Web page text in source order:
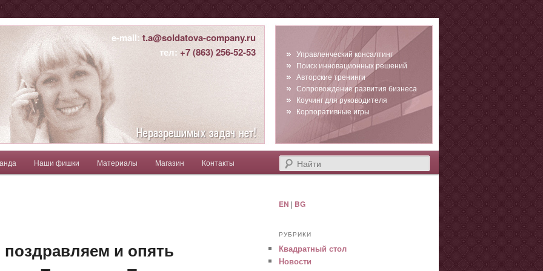
e-mail: t.a@soldatova-company.ru
тел: +7 (863) 256-52-53
Найти
содержимому
Наши фишки Материалы Магазин Контакты
Управленческий консалтинг
Поиск инновационных решений
Авторские тренинги
Сопровождение развития бизнеса
Коучинг для руководителя
Корпоративные игры
и опять
EN | BG
РУБРИКИ
Квадратный стол
Новости